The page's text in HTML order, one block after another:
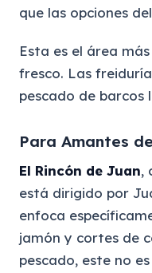
que las opciones
Esta es el área
fresco. Las
pescado de barcos
Para Amantes
El Rincón de Juan,
está dirigido por
enfoca
jamón y cortes de
pescado, este no